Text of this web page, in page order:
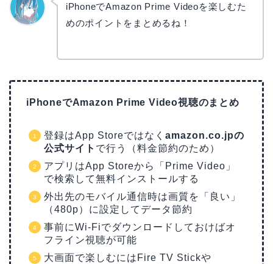
iPhoneでAmazon Prime Videoを楽しむた
めのポイントをまとめるね！
iPhoneでAmazon Prime Video視聴のまとめ
登録はApp Storeではなく amazon.co.jpの
公式サイト で行う（料金節約のため）
アプリはApp Storeから「Prime Video」
で検索して無料インストールする
外出先のモバイル通信時は画質を「良い」
（480p）に設定してデータ節約
事前にWi-Fiでダウンロードしておけばオ
フライン視聴が可能
大画面で楽しむにはFire TV Stickや